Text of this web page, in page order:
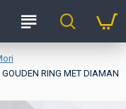
RING MET DIAMAN